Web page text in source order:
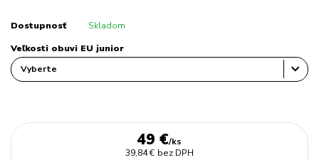
Dostupnosť Skladom
Veľkosti obuvi EU junior
49 €/ks
39,84 € bez DPH